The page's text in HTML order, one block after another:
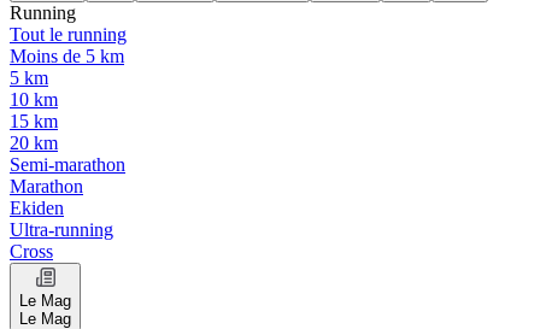
Running
Tout le running
Moins de 5 km
5 km
10 km
15 km
20 km
Semi-marathon
Marathon
Ekiden
Ultra-running
Cross
Le Mag
Le Mag